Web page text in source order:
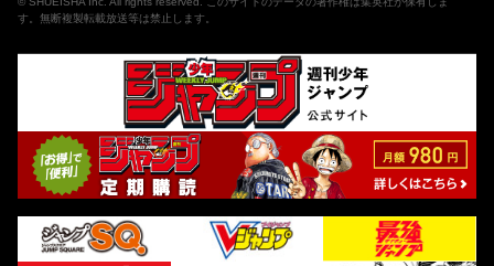
す。無断複製転載放送等は禁止します。